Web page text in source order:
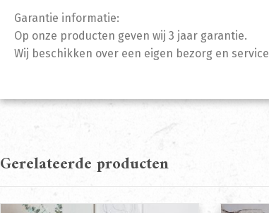
Garantie informatie:
Op onze producten geven wij 3 jaar garantie.
Wij beschikken over een eigen bezorg en
Gerelateerde producten